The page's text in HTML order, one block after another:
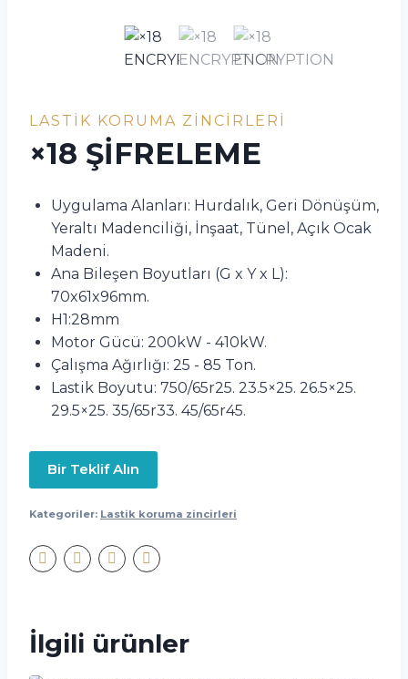
LASTIK KORUMA ZINCIRLERI
×18 ŞİFRELEME
Uygulama Alanları: Hurdalık, Geri Dönüşüm,
Yeraltı Madenciliği, İnşaat, Tünel, Açık Ocak
Madeni.
Ana Bileşen Boyutları (G x Y x L):
70x61x96mm.
H1:28mm
Motor Gücü: 200kW - 410kW.
Çalışma Ağırlığı: 25 - 85 Ton.
Lastik Boyutu: 750/65r25. 23.5×25. 26.5×25.
29.5×25. 35/65r33. 45/65r45.
Bir Teklif Alın
Kategoriler: Lastik koruma zincirleri
İlgili ürünler